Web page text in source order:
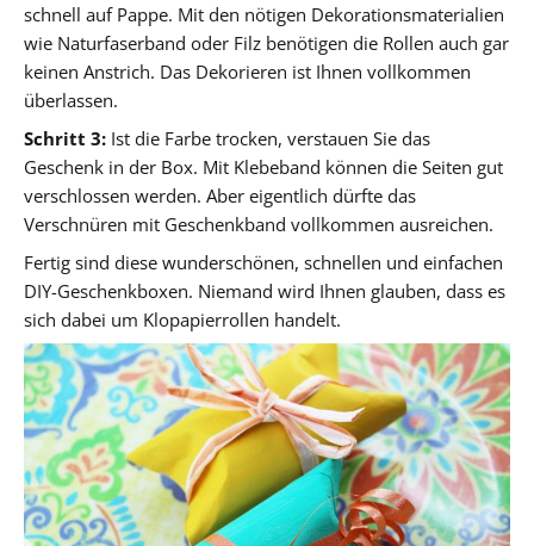
schnell auf Pappe. Mit den nötigen Dekorationsmaterialien
wie Naturfaserband oder Filz benötigen die Rollen auch gar
keinen Anstrich. Das Dekorieren ist Ihnen vollkommen
überlassen.
Schritt 3: Ist die Farbe trocken, verstauen Sie das
Geschenk in der Box. Mit Klebeband können die Seiten gut
verschlossen werden. Aber eigentlich dürfte das
Verschnüren mit Geschenkband vollkommen ausreichen.
Fertig sind diese wunderschönen, schnellen und einfachen
DIY-Geschenkboxen. Niemand wird Ihnen glauben, dass es
sich dabei um Klopapierrollen handelt.